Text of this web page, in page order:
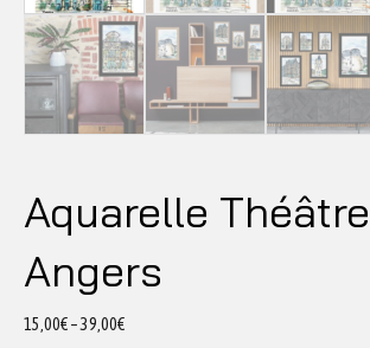
Aquarelle
Angers
15,00€–39,00€